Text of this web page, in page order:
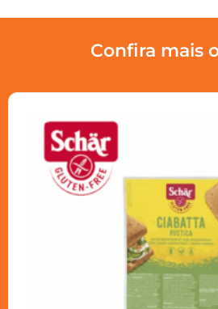
Confira mais